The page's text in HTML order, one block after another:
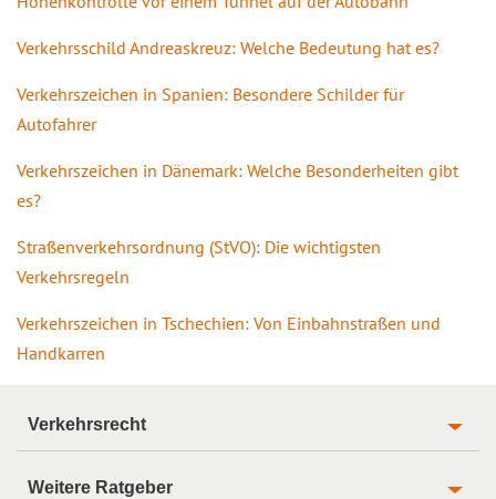
Verkehrsschild Andreaskreuz: Welche Bedeutung hat es?
Verkehrszeichen in Spanien: Besondere Schilder für
Autofahrer
Verkehrszeichen in Dänemark: Welche Besonderheiten gibt
es?
Straßenverkehrsordnung (StVO): Die wichtigsten
Verkehrsregeln
Verkehrszeichen in Tschechien: Von Einbahnstraßen und
Handkarren
Verkehrsrecht
Weitere Ratgeber